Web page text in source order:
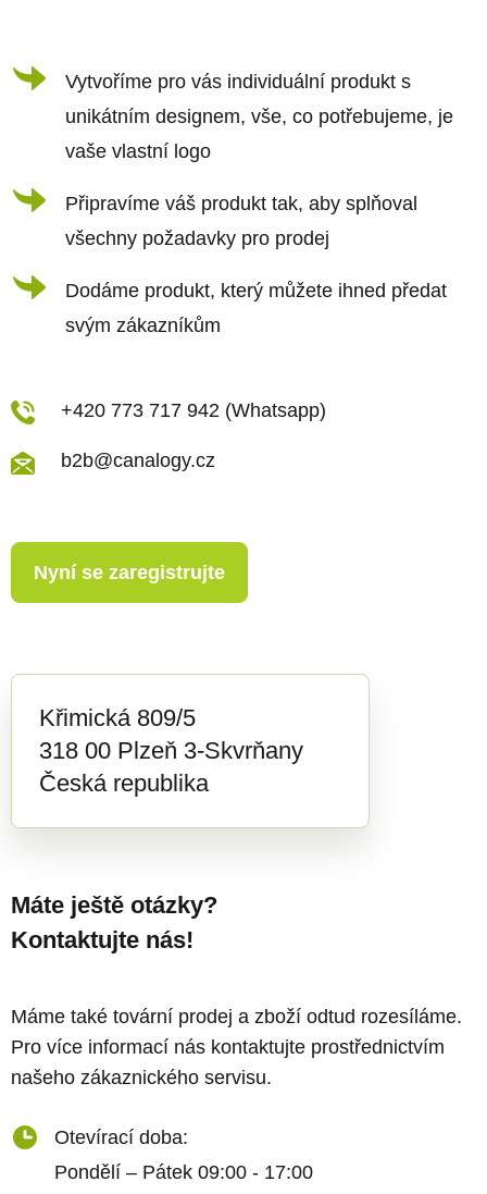
Vytvoříme pro vás individuální produkt s
unikátním designem, vše, co potřebujeme, je
vaše vlastní logo
Připravíme váš produkt tak, aby splňoval
všechny požadavky pro prodej
Dodáme produkt, který můžete ihned předat
svým zákazníkům
+420 773 717 942 (Whatsapp)
b2b@canalogy.cz
Nyní se zaregistrujte
Křimická 809/5
318 00 Plzeň 3-Skvrňany
Česká republika
Máte ještě otázky?
Kontaktujte nás!
Máme také tovární prodej a zboží odtud rozesíláme.
Pro více informací nás kontaktujte prostřednictvím
našeho zákaznického servisu.
Otevírací doba:
Pondělí – Pátek 09:00 - 17:00